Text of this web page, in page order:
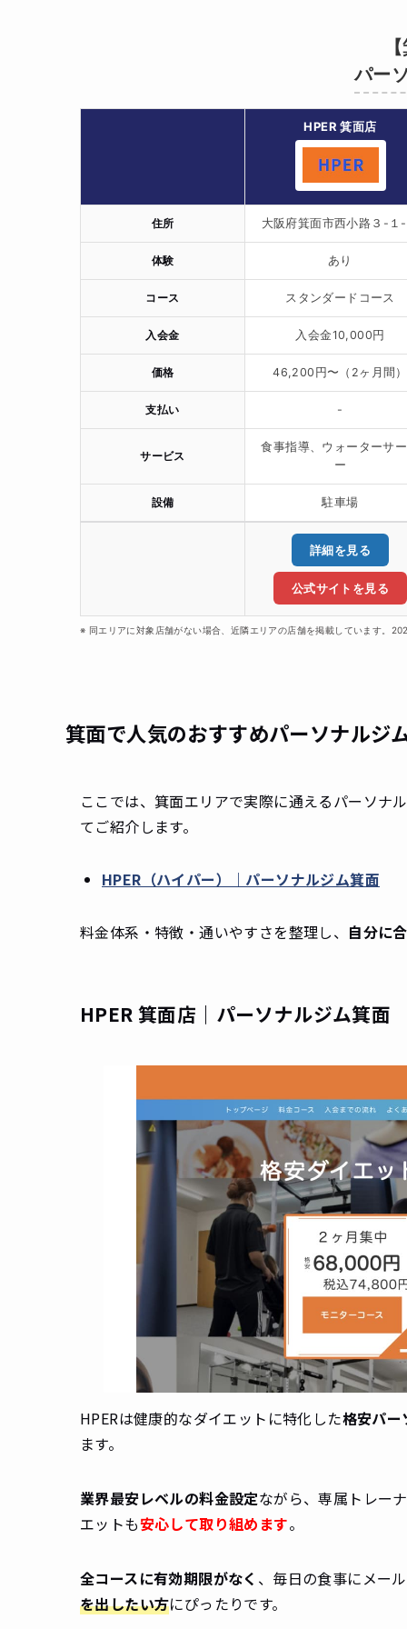
パー
HPER 箕面店
住所 大阪府箕面市西小路３-１
体験 あり
コース スタンダードコース
入会金 入会金10,000円
価格 46,200円〜（2ヶ月間）
支払い -
サービス
食事指導、ウォーターサ
ー
設備 駐車場
詳細を見る
公式サイトを見る
※ 同エリアに対象店舗がない場合、近隣エリアの店舗を掲載しています。
箕面で人気のおすすめパーソナルジ
ここでは、箕面エリアで実際に通えるパーソナ
てご紹介します。
HPER（ハイパー）｜パーソナルジム箕面
料金体系・特徴・通いやすさを整理し、 自分に
HPER 箕面店｜パーソナルジム箕面
HPERは健康的なダイエットに特化した格安パー
ます。
業界最安レベルの料金設定ながら、専属トレー
エットも安心して取り組めます。
全コースに有効期限がなく 、毎日の食事にメー
を出したい方にぴったりです。